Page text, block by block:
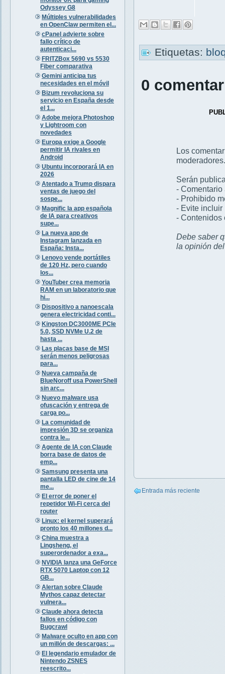
Odyssey G8
Múltiples vulnerabilidades
en OpenClaw permiten el...
cPanel advierte sobre
fallo crítico de
autenticaci...
FRITZBox 5690 vs 5530
Fiber comparativa
Gemini anticipa tus
necesidades en el móvil
Bizum revoluciona su
servicio en España desde
el 1...
Adobe mejora Photoshop
y Lightroom con
novedades
Europa exige a Google
permitir IA rivales en
Android
Ubuntu incorporará IA en
2026
Atentado a Trump dispara
ventas de juego del
sospe...
Magnific la app española
de IA para creativos
supe...
La nueva app de
Instagram lanzada en
España: Insta...
Lenovo vende portátiles
de 120 Hz, pero cuando
los...
YouTuber crea memoria
RAM en un laboratorio que
hi...
Dispositivo a nanoescala
genera electricidad conti...
Kingston DC3000ME PCIe
5.0, SSD NVMe U.2 de
hasta ...
Las placas base de MSI
serán menos peligrosas
para...
Nueva campaña de
BlueNoroff usa PowerShell
sin arc...
Nuevo malware usa
ofuscación y entrega de
carga po...
La comunidad de
impresión 3D se organiza
contra le...
Agente de IA con Claude
borra base de datos de
emp...
Samsung presenta una
pantalla LED de cine de 14
me...
El error de poner el
repetidor Wi-Fi cerca del
router
Linux: el kernel superará
pronto los 40 millones d...
China muestra a
Lingsheng, el
superordenador a exa...
NVIDIA lanza una GeForce
RTX 5070 Laptop con 12
GB...
Alertan sobre Claude
Mythos capaz detectar
vulnera...
Claude ahora detecta
fallos en código con
Bugcrawl
Malware oculto en app con
un millón de descargas: ...
El legendario emulador de
Nintendo ZSNES
reescrito...
Etiquetas:
0
Los
moderadores.
Serán
- Comentario
- Prohibido
- Evite incluir
- Contenidos
Debe saber
la opinión
Entrada más reciente